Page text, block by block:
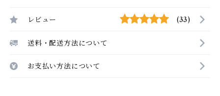
レビュー (33)
送料・配送方法について
お支払い方法について